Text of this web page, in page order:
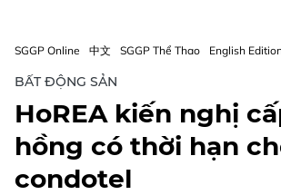
SGGP Online 中文 SGGP Thể Thao English
BẤT ĐỘNG SẢN
HoREA kiến nghị
hồng có thời hạn
condotel